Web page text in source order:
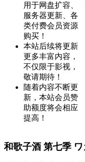
用于网盘扩容、
服务器更新、各
类付费会员资源
购买！
本站后续将更新
更多丰富内容，
不仅限于影视，
敬请期待！
随着内容不断更
新，本站会员赞
助额度将会相应
提高！
和歌子酒 第七季 ワ